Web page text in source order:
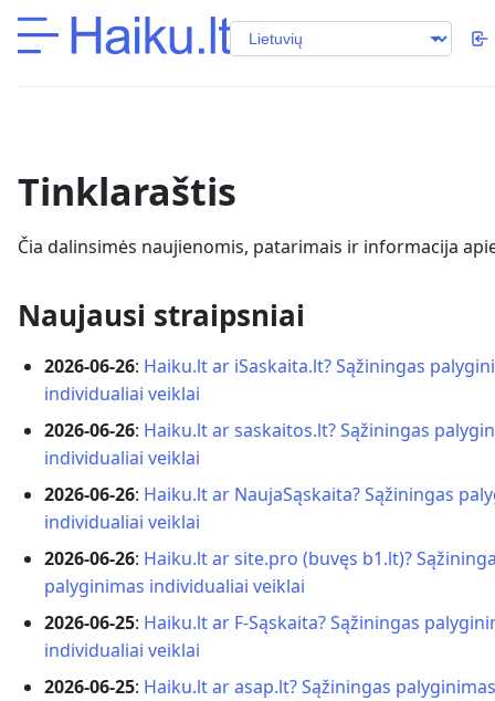
Tinklaraštis
Čia dalinsimės naujienomis, patarimais ir informacija
Naujausi straipsniai
2026-06-26: Haiku.lt ar iSaskaita.lt? Sąžiningas
individualiai veiklai
2026-06-26: Haiku.lt ar saskaitos.lt? Sąžiningas
individualiai veiklai
2026-06-26: Haiku.lt ar NaujaSąskaita? Sąžiningas
individualiai veiklai
2026-06-26: Haiku.lt ar site.pro (buvęs b1.lt)?
palyginimas individualiai veiklai
2026-06-25: Haiku.lt ar F-Sąskaita? Sąžiningas
individualiai veiklai
2026-06-25: Haiku.lt ar asap.lt? Sąžiningas palyginimas